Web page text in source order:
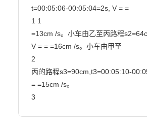
t=00:05:06-00:05:04=2s, V = =
1 1
=13cm /s。小车由乙至丙路程
V = = =16cm /s。小车由甲至
2
丙的路程s3=90cm,t3=00:05:10-
= =15cm /s。
3